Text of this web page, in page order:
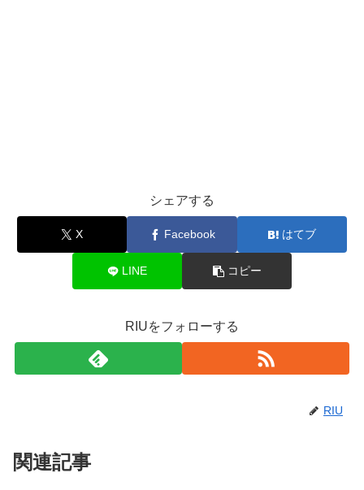
シェアする
X Facebook はてブ
LINE コピー
RIUをフォローする
RIU
関連記事